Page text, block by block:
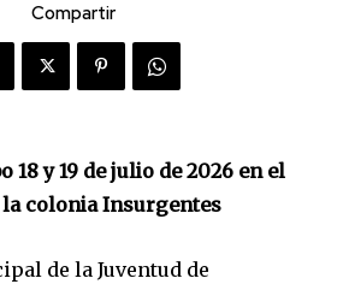
Compartir
18 y 19 de julio de 2026 en el
la colonia Insurgentes
de la Juventud de